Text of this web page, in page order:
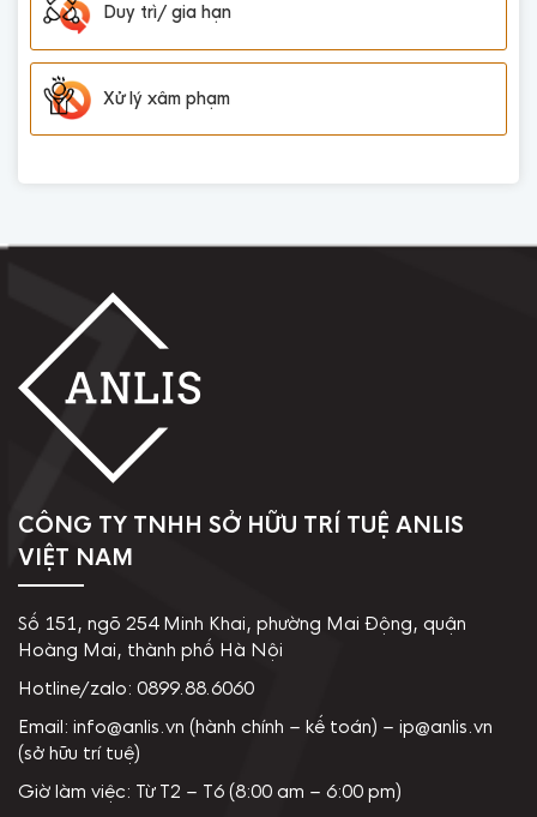
Duy trì/ gia hạn
Xử lý xâm phạm
CÔNG TY TNHH SỞ HỮU TRÍ TUỆ ANLIS
VIỆT NAM
Số 151, ngõ 254 Minh Khai, phường Mai Động, quận
Hoàng Mai, thành phố Hà Nội
Hotline/zalo: 0899.88.6060
Email: info@anlis.vn (hành chính – kế toán) – ip@anlis.vn
(sở hữu trí tuệ)
Giờ làm việc: Từ T2 – T6 (8:00 am – 6:00 pm)